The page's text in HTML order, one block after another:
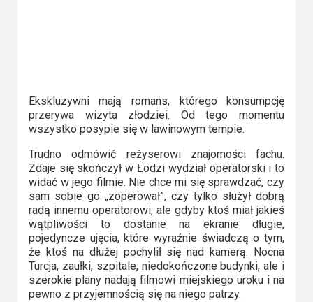
oparte
na
faktach
Thrillery
Streaming
Amazon
Prime
Video
Ekskluzywni mają romans, którego konsumpcję
przerywa wizyta złodziei. Od tego momentu
wszystko posypie się w lawinowym tempie.
Trudno odmówić reżyserowi znajomości fachu.
Zdaje się skończył w Łodzi wydział operatorski i to
widać w jego filmie. Nie chce mi się sprawdzać, czy
sam sobie go „zoperował”, czy tylko służył dobrą
radą innemu operatorowi, ale gdyby ktoś miał jakieś
wątpliwości to dostanie na ekranie długie,
pojedyncze ujęcia, które wyraźnie świadczą o tym,
że ktoś na dłużej pochylił się nad kamerą. Nocna
Turcja, zaułki, szpitale, niedokończone budynki, ale i
szerokie plany nadają filmowi miejskiego uroku i na
pewno z przyjemnością się na niego patrzy.